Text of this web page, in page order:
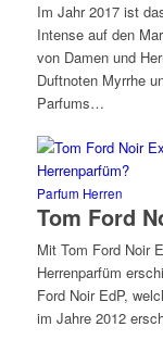
Im Jahr 2017 ist
Intense auf den
von Damen und
Duftnoten Myrrhe
Parfums…
Parfum Herren
Tom Ford
Mit Tom Ford Noir
Herrenparfüm
Ford Noir EdP,
im Jahre 2012